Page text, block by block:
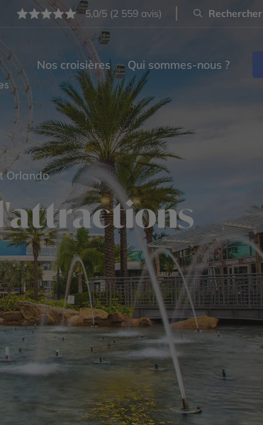
5,0/5 (2 559 avis) Rechercher
Nos croisières Qui sommes-nous ?
Orlando